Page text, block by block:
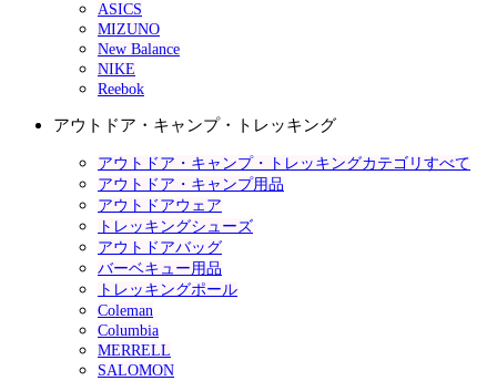
ASICS
MIZUNO
New Balance
NIKE
Reebok
アウトドア・キャンプ・トレッキング
アウトドア・キャンプ・トレッキングカテゴリすべて
アウトドア・キャンプ用品
アウトドアウェア
トレッキングシューズ
アウトドアバッグ
バーベキュー用品
トレッキングポール
Coleman
Columbia
MERRELL
SALOMON